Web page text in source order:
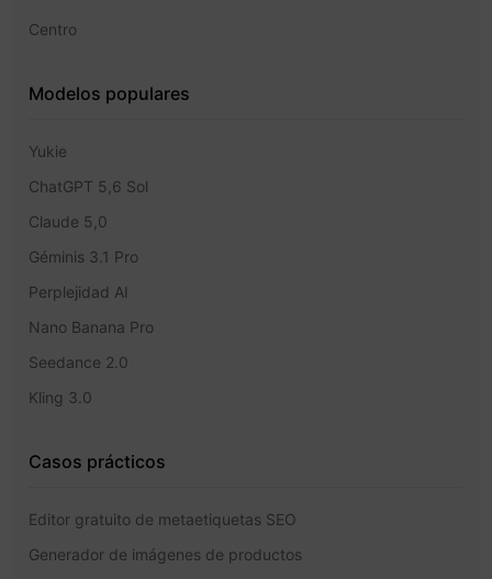
Centro
Modelos populares
Yukie
ChatGPT 5,6 Sol
Claude 5,0
Géminis 3.1 Pro
Perplejidad AI
Nano Banana Pro
Seedance 2.0
Kling 3.0
Casos prácticos
Editor gratuito de metaetiquetas SEO
Generador de imágenes de productos